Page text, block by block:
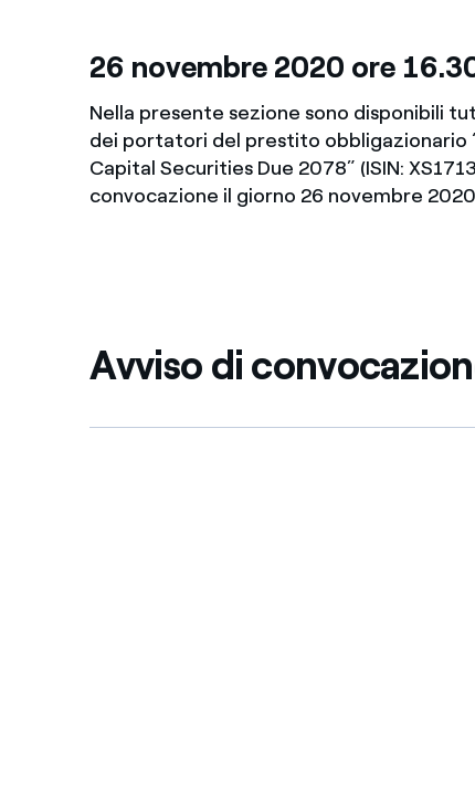
26 novembre 2020 ore
Nella presente sezione sono disponibili
dei portatori del prestito obbligazionario
Capital Securities Due 2078” (ISIN:
convocazione il giorno 26 novembre
Avviso di